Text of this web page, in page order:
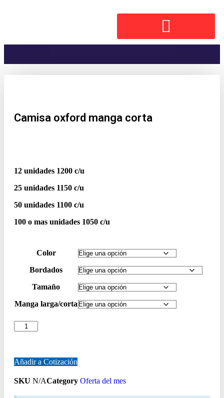
Camisa oxford manga corta
12 unidades 1200 c/u
25 unidades 1150 c/u
50 unidades 1100 c/u
100 o mas unidades 1050 c/u
Color
Bordados
Tamaño
Manga larga/corta
Añadir a Cotización
SKU N/ACategory Oferta del mes